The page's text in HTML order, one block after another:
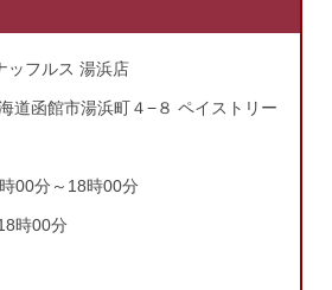
ッフルス 湯浜店
道函館市湯浜町４−８ ペイストリー
00分～18時00分
時00分